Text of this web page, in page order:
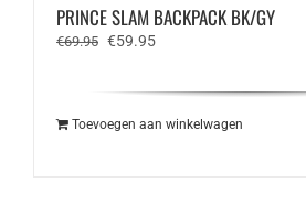
PRINCE SLAM BACKPACK BK/GY
€69.95 Oorspronkelijke
€59.95Huidige
Toevoegen aan winkelwagen